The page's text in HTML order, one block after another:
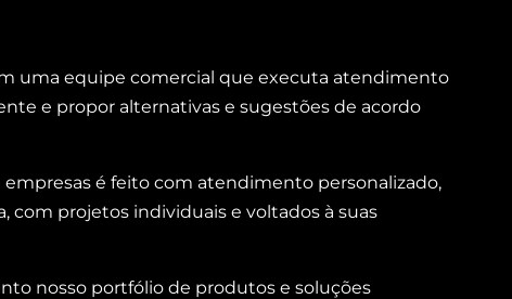
uma equipe comercial que executa atendimento
e propor alternativas e sugestões de acordo
é feito com atendimento personalizado,
com projetos individuais e voltados à suas
nosso portfólio de produtos e soluções